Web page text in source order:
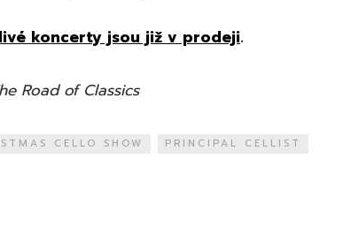
koncerty jsou již v prodeji.
Road of Classics
CELLO SHOW PRINCIPAL CELLIST